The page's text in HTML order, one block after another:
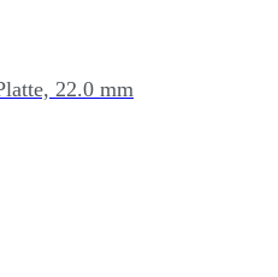
22.0 mm